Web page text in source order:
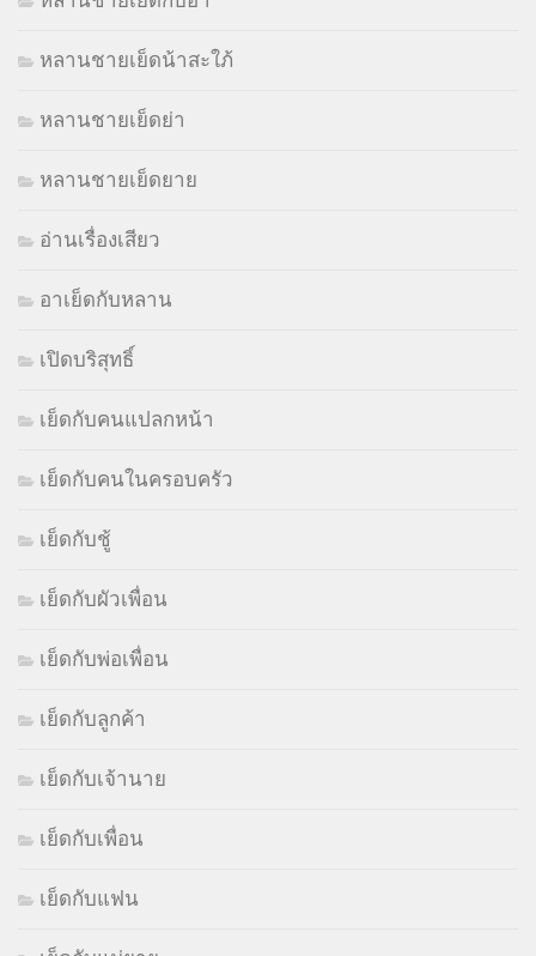
หลานชายเย็ดน้าสะใภ้
หลานชายเย็ดย่า
หลานชายเย็ดยาย
อ่านเรื่องเสียว
อาเย็ดกับหลาน
เปิดบริสุทธิ์
เย็ดกับคนแปลกหน้า
เย็ดกับคนในครอบครัว
เย็ดกับชู้
เย็ดกับผัวเพื่อน
เย็ดกับพ่อเพื่อน
เย็ดกับลูกค้า
เย็ดกับเจ้านาย
เย็ดกับเพื่อน
เย็ดกับแฟน